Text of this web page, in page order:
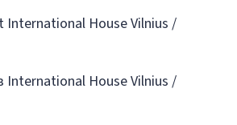
International House Vilnius /
International House Vilnius /